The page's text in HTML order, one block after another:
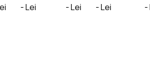
-Lei -Lei -Lei -